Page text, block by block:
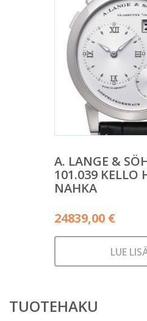
A. LANGE &
101.039 KELLO
NAHKA
24839,00 €
LUE
TUOTEHAKU